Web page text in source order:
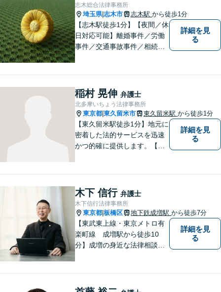
志木総合法律事務所
埼玉県|志木市 志木駅 から徒歩1分
【志木駅徒歩1分】【夜間／休
日対応可能】離婚事件／労働
事件／交通事故事件／相続事
律相談・打ち合わせに力を入
れています。【万全のコロナ
対策】お気軽にご相談くださ
い。
詳細を見
る
稲村 晃伸 弁護士
北多摩いちょう法律事務所
東京都 東久留米市 東久留米駅 から徒歩1分
【東久留米駅徒歩1分】地元に
密着した法的サービスを迅速
かつ的確に提供します。【当
納得のいく解決を目指して、
全力を尽くします。【法テラ
ス利用可能】
詳細を見
る
木下 信行 弁護士
木下信行法律事務所
東京都 板橋区 地下鉄成増駅 から徒歩7分
【東武東上線・東京メトロ有
楽町線 成増駅から徒歩10
分】成増の身近な法律相談所
詳細を見
る